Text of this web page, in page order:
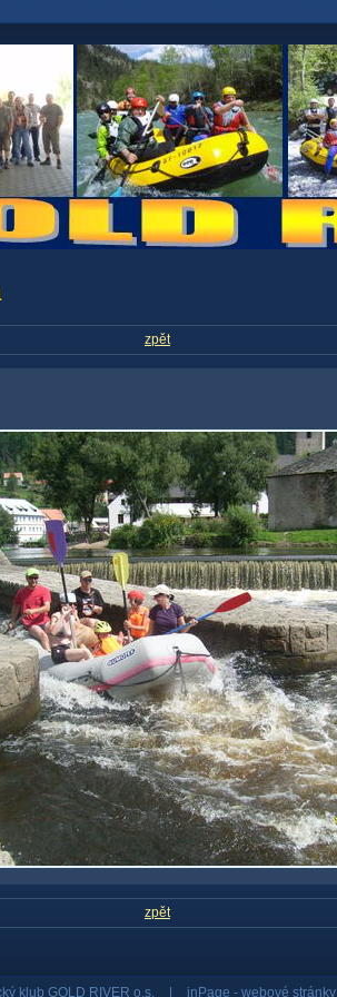
zpět
zpět
klub GOLD RIVER o.s. | inPage - webové stránky